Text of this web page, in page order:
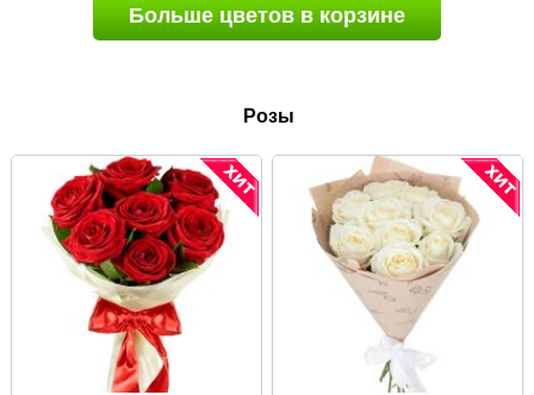
Больше цветов в корзине
Розы